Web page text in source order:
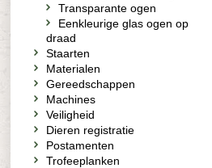
Transparante ogen
Eenkleurige glas ogen op
draad
Staarten
Materialen
Gereedschappen
Machines
Veiligheid
Dieren registratie
Postamenten
Trofeeplanken